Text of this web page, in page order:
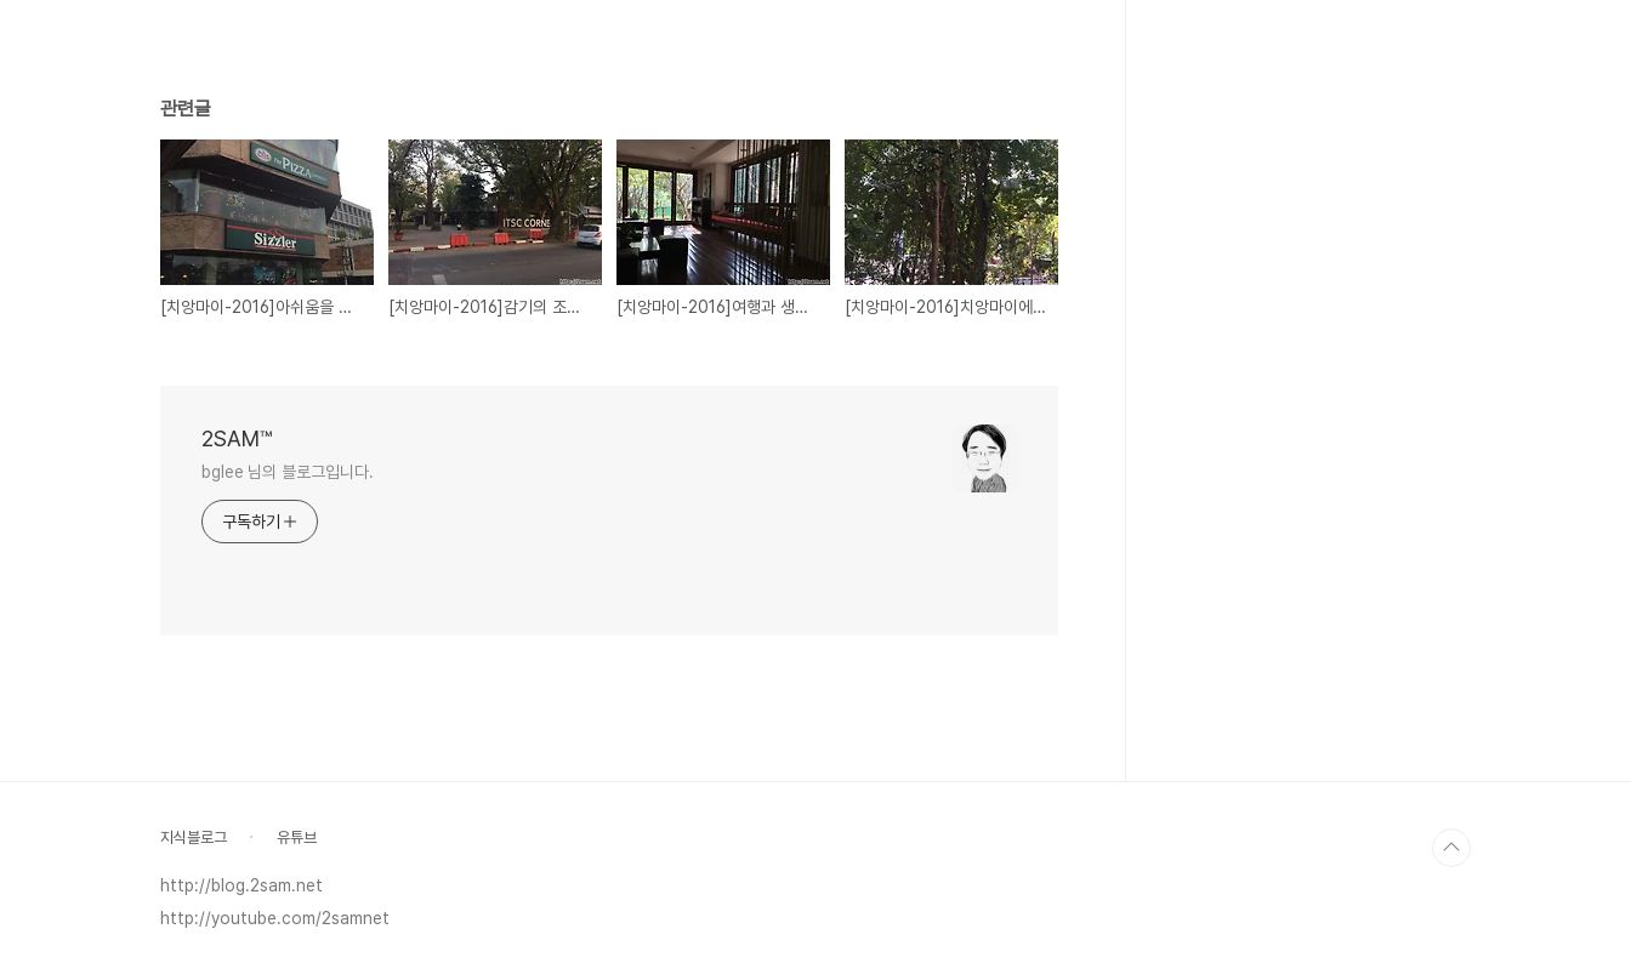
관련글
[치앙마이-2016]아쉬움을 뒤로하고[Day33](21FEB16) [치앙마이-2016]감기의 조짐이 보입니다.[Day32](20FEB16) [치앙마이-2016]여행과 생활의 차이[Day30](18FEB16) [치앙마이-2016]치앙마이에서 일만하고 있습니다.[Day29](17FEB16)
2SAM™
bglee 님의 블로그입니다.
구독하기
지식블로그 유튜브
http://blog.2sam.net
http://youtube.com/2samnet